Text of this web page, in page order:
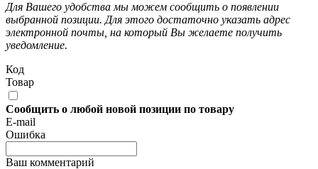
Для Вашего удобства мы можем сообщить о появлении
выбранной позиции. Для этого достаточно указать адрес
электронной почты, на который Вы желаете получить
уведомление.
Код
Товар
Сообщить о любой новой позиции по товару
E-mail
Ошибка
Ваш комментарий